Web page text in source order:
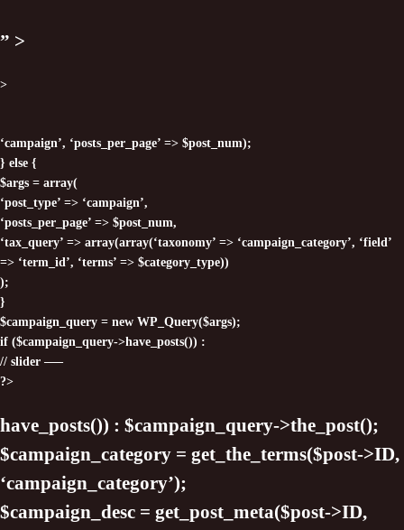
” >
>
‘campaign’, ‘posts_per_page’ => $post_num);
} else {
$args = array(
‘post_type’ => ‘campaign’,
‘posts_per_page’ => $post_num,
‘tax_query’ => array(array(‘taxonomy’ => ‘campaign_category’, ‘field’
=> ‘term_id’, ‘terms’ => $category_type))
);
}
$campaign_query = new WP_Query($args);
if ($campaign_query->have_posts()) :
// slider —–
?>
have_posts()) : $campaign_query->the_post();
$campaign_category = get_the_terms($post->ID,
‘campaign_category’);
$campaign_desc = get_post_meta($post->ID,